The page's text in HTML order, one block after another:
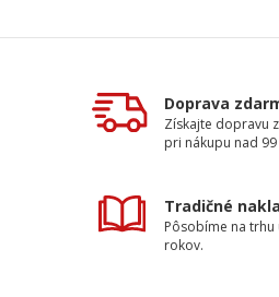
Doprava
Získajte dopravu
pri nákupu nad 99
Tradičné
Pôsobíme na trhu
rokov.